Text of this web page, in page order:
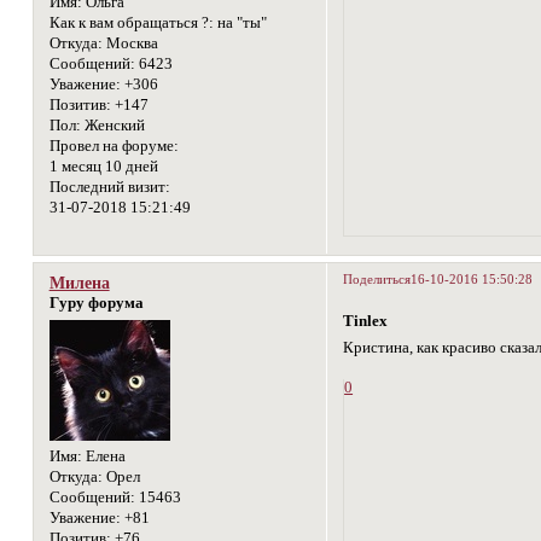
Как к вам обращаться ?: на "ты"
Откуда: Москва
Сообщений: 6423
Уважение: +306
Позитив: +147
Пол: Женский
Провел на форуме:
1 месяц 10 дней
Последний визит:
31-07-2018 15:21:49
Поделиться16-10-2016 15:50:28
Милена
Гуру форума
Имя: Елена
Откуда: Орел
Сообщений: 15463
Уважение: +81
Tinlex
Кристина, как красиво
0